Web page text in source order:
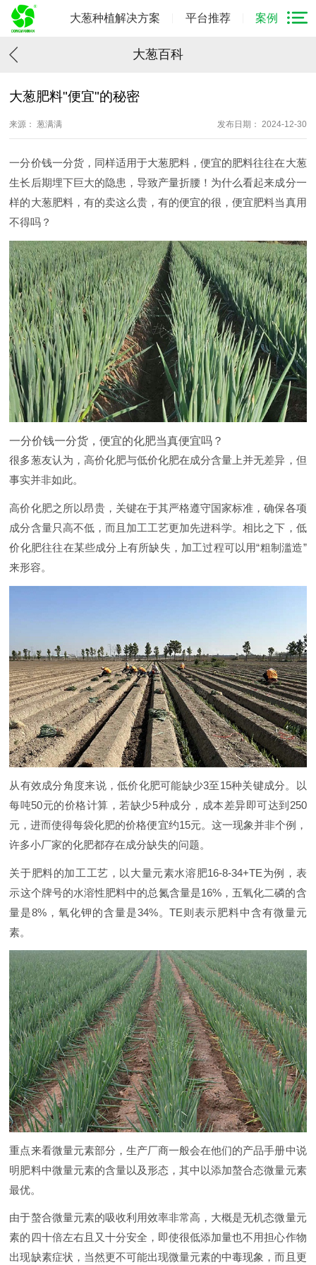
大葱种植解决方案 平台推荐 案例
大葱百科
大葱肥料"便宜"的秘密
来源： 葱满满 发布日期： 2024-12-30
一分价钱一分货，同样适用于大葱肥料，便宜的肥料往往在大葱
生长后期埋下巨大的隐患，导致产量折腰！为什么看起来成分一
样的大葱肥料，有的卖这么贵，有的便宜的很，便宜肥料当真用
不得吗？
一分价钱一分货，便宜的化肥当真便宜吗？
很多葱友认为，高价化肥与低价化肥在成分含量上并无差异，但
事实并非如此。
高价化肥之所以昂贵，关键在于其严格遵守国家标准，确保各项
成分含量只高不低，而且加工工艺更加先进科学。相比之下，低
价化肥往往在某些成分上有所缺失，加工过程可以用“粗制滥造”
来形容。
从有效成分角度来说，低价化肥可能缺少3至15种关键成分。以
每吨50元的价格计算，若缺少5种成分，成本差异即可达到250
元，进而使得每袋化肥的价格便宜约15元。这一现象并非个例，
许多小厂家的化肥都存在成分缺失的问题。
关于肥料的加工工艺，以大量元素水溶肥16-8-34+TE为例，表
示这个牌号的水溶性肥料中的总氮含量是16%，五氧化二磷的含
量是8%，氧化钾的含量是34%。TE则表示肥料中含有微量元
素。
重点来看微量元素部分，生产厂商一般会在他们的产品手册中说
明肥料中微量元素的含量以及形态，其中以添加螯合态微量元素
最优。
由于螯合微量元素的吸收利用效率非常高，大概是无机态微量元
素的四十倍左右且又十分安全，即使很低添加量也不用担心作物
出现缺素症状，当然更不可能出现微量元素的中毒现象，而且更